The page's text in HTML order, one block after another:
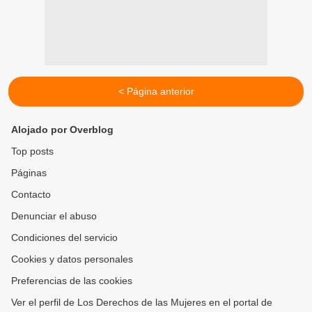
< Página anterior
Alojado por Overblog
Top posts
Páginas
Contacto
Denunciar el abuso
Condiciones del servicio
Cookies y datos personales
Preferencias de las cookies
Ver el perfil de Los Derechos de las Mujeres en el portal de